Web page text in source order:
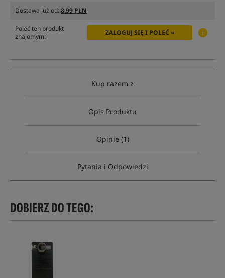
Dostawa już od:8.99 PLN
Poleć ten produkt
znajomym:
ZALOGUJ SIĘ I POLEĆ »
Kup razem z
Opis Produktu
Opinie (1)
Pytania i Odpowiedzi
DOBIERZ DO TEGO: